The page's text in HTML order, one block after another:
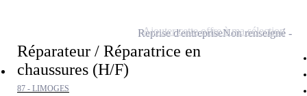
Réparateur / Réparatrice en
chaussures (H/F)
87 - LIMOGES
Reprise d'entrepriseNon renseigné
Ajouter cette offre à ma sélection